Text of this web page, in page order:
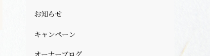
お知らせ
キャンペーン
オーナーブログ